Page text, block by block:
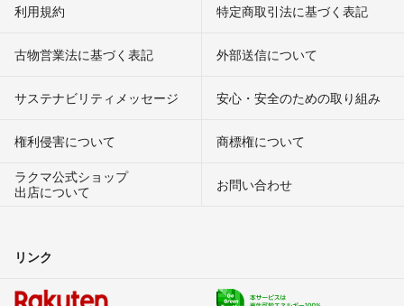
利用規約 特定商取引法に基づく表記
古物営業法に基づく表記 外部送信について
サステナビリティメッセージ 安心・安全のための取り組み
権利侵害について
商標権について
ラクマ公式ショップ
出店について
お問い合わせ
リンク